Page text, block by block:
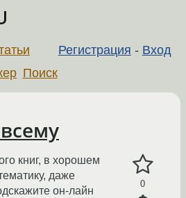
Регистрация - Вход
Поиск
0
книг, в хорошем
даже
он-лайн